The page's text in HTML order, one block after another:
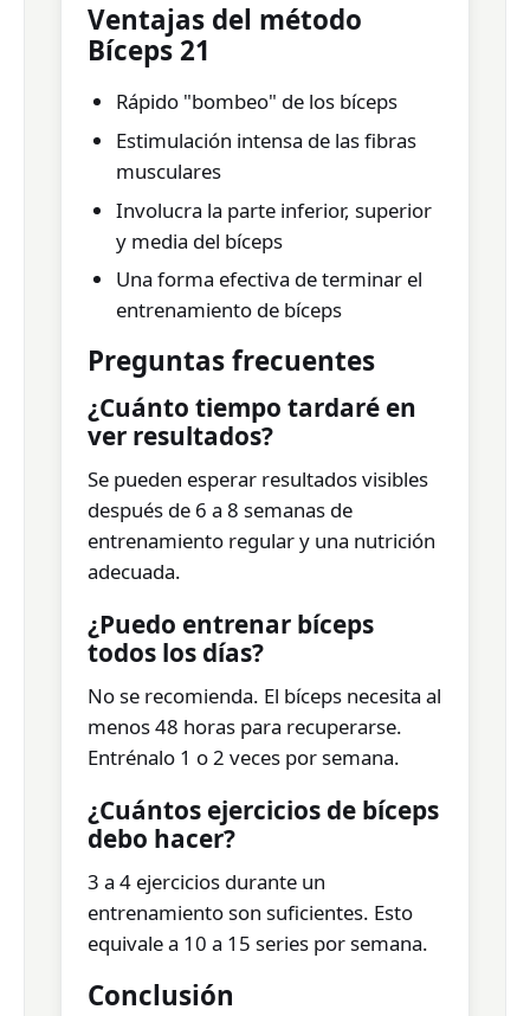
Ventajas del método
Bíceps 21
Rápido "bombeo" de los bíceps
Estimulación intensa de las fibras
musculares
Involucra la parte inferior, superior
y media del bíceps
Una forma efectiva de terminar el
entrenamiento de bíceps
Preguntas frecuentes
¿Cuánto tiempo tardaré en
ver resultados?
Se pueden esperar resultados visibles
después de 6 a 8 semanas de
entrenamiento regular y una nutrición
adecuada.
¿Puedo entrenar bíceps
todos los días?
No se recomienda. El bíceps necesita al
menos 48 horas para recuperarse.
Entrénalo 1 o 2 veces por semana.
¿Cuántos ejercicios de bíceps
debo hacer?
3 a 4 ejercicios durante un
entrenamiento son suficientes. Esto
equivale a 10 a 15 series por semana.
Conclusión